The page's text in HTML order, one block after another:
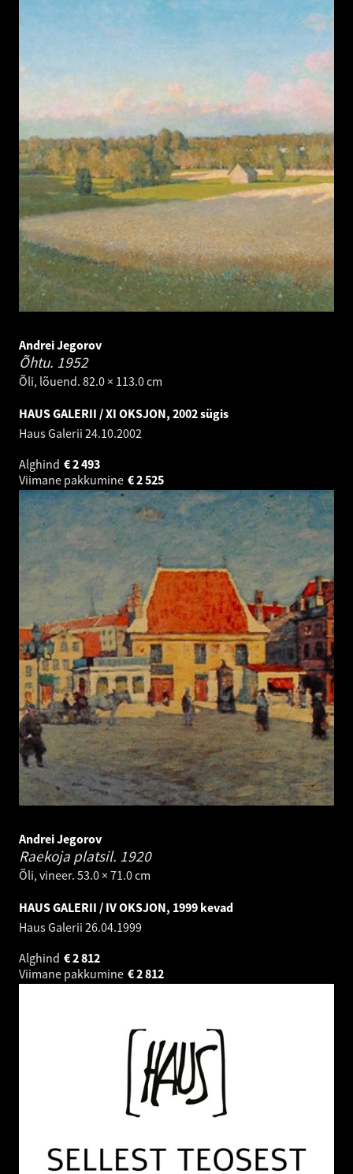
Andrei Jegorov
Õhtu. 1952
Õli, lõuend. 82.0 × 113.0 cm
HAUS GALERII / XI OKSJON, 2002 sügis
Haus Galerii 24.10.2002
Alghind
2 493
€
Viimane pakkumine
2 525
€
Andrei Jegorov
Raekoja platsil. 1920
Õli, vineer. 53.0 × 71.0 cm
HAUS GALERII / IV OKSJON, 1999 kevad
Haus Galerii 26.04.1999
Alghind
2 812
€
Viimane pakkumine
2 812
€